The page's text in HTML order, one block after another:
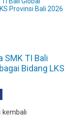
SMK TI Bali
Bidang LKS
kembali